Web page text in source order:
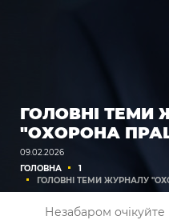
ГОЛОВНІ ТЕМИ
"ОХОРОНА
09.02.2026
ГОЛОВНА
1
ГОЛОВНІ ТЕМИ ЖУРНАЛУ
Незабаром очікуйте